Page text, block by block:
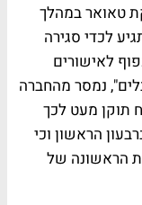
טאואר במהלך
שהיא תגיע לכדי סגירה
הראשונה של 2023, בכפוף לאישורים
נמסר מהחברה
תוקן מעט לכך
הראשון וכי
הראשונה של